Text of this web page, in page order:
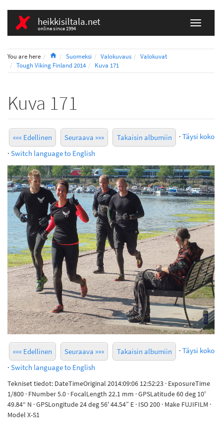
heikkisiltala.net
online since 1994
You are here HomeSuomeksi Valokuvaus
Valokuvat
Tough Viking Finland 2014
Kuva 171
Kuva 171
««« Edellinen Seuraava »»» Takaisin albumiin · Täysi koko
· Switch language to English
««« Edellinen Seuraava »»» Takaisin albumiin · Täysi koko
· Switch language to English
Tekniset tiedot: DateTimeOriginal 2014:09:06 12:52:23 · ExposureTime
1/800 · FNumber 5.0 · FocalLength 22.1 mm · GPSLatitude 60 deg 10'
49.84“ N · GPSLongitude 24 deg 56' 44.54” E · ISO 200 · Make FUJIFILM ·
Model X-S1